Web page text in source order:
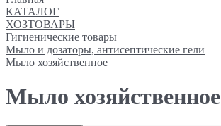
КАТАЛОГ
ХОЗТОВАРЫ
Гигиенические товары
Мыло и дозаторы, антисептические гели
Мыло хозяйственное
Мыло хозяйственное